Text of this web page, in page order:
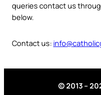
queries contact us
below.
Contact us:
© 2013 –